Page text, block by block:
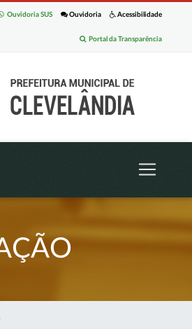
Acessibilidade
Ouvidoria
Ouvidoria SUS
Portal da Transparência